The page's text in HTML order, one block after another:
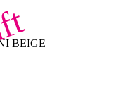
BEIGE